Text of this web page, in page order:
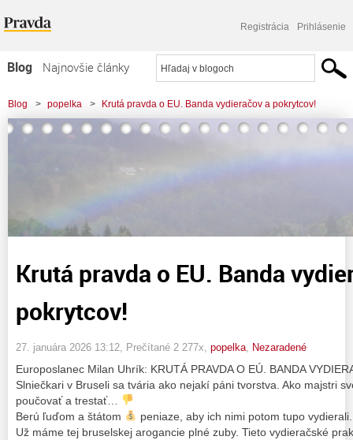
Registrácia Prihlásenie
Blog
Najnovšie články
Najčítanejšie články
Najkomentovanejšie články
Blog > popelka > Krutá pravda o EU. Banda vydieračov a pokrytcov!
Krutá pravda o EU. Banda
pokrytcov!
27. januára 2026 13:12 , Prečítané 2 277x, popelka Nezaradené
Europoslanec Milan Uhrík: KRUTÁ PRAVDA O EÚ. BANDA
Slniečkari v Bruseli sa tvária ako nejakí páni tvorstva. Ako majstri
poučovať a trestať…
Berú ľuďom a štátom
peniaze, aby ich nimi potom tupo vydierali.
Už máme tej bruselskej arogancie plné zuby. Tieto vydieračské